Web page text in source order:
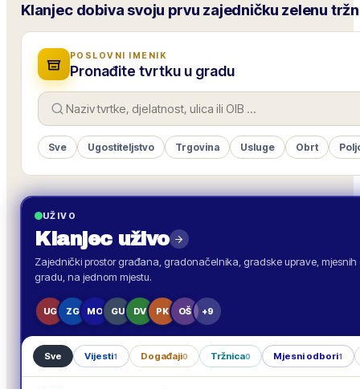
Klanjec dobiva svoju prvu zajedničku zelenu
POSLOVNI IMENIK
Pronađite tvrtku u gradu
Sve Ugostiteljstvo Trgovina Usluge Obrt
UŽIVO
Klanjecuživo
Zajednički prostor građana, gradonačelnika, gradske uprave,
gradu, na jednom mjestu.
UG ZG MO GU DV PK OŠ +9
Sve Vijesti1 Događaji0 Tržnica0 Mjesni odbori1